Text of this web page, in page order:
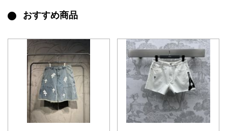
おすすめ商品